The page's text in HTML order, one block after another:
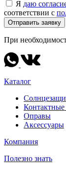
Я даю
соответствии с
Отправить заявку
При
Каталог
Оправы
Аксессуары
Компания
Полезно знать